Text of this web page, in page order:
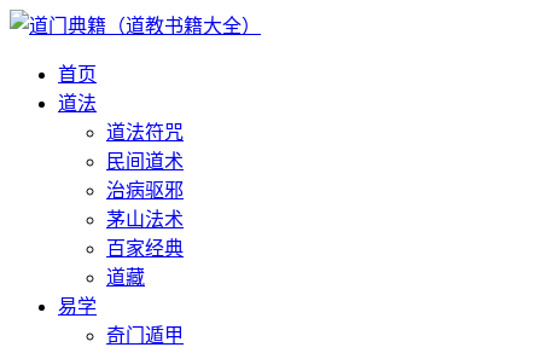
首页
道法
道法符咒
民间道术
治病驱邪
茅山法术
百家经典
道藏
易学
奇门遁甲